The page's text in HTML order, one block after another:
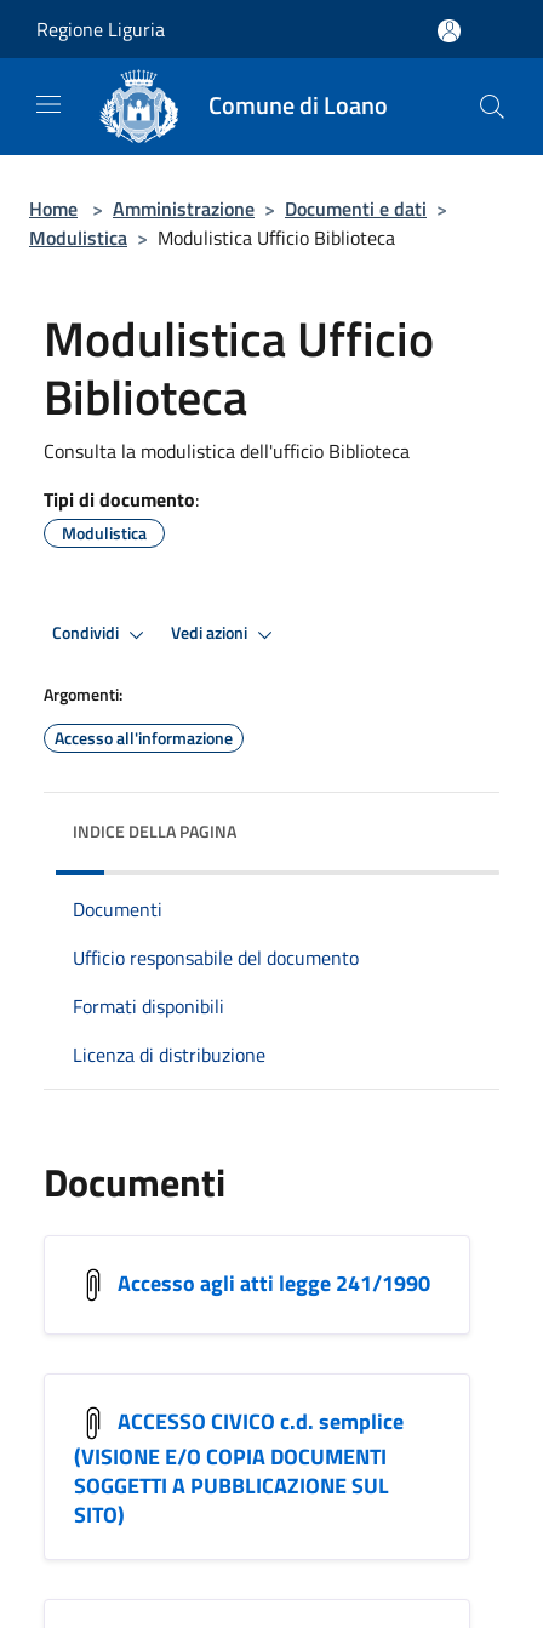
Regione Liguria
Comune di Loano
Home > Amministrazione > Documenti e dati >
Modulistica > Modulistica Ufficio Biblioteca
Modulistica Ufficio
Biblioteca
Consulta la modulistica dell'ufficio Biblioteca
Tipi di documento:
Modulistica
Condividi Vedi azioni
Argomenti:
Accesso all'informazione
INDICE DELLA PAGINA
Documenti
Ufficio responsabile del documento
Formati disponibili
Licenza di distribuzione
Documenti
Accesso agli atti legge 241/1990
ACCESSO CIVICO c.d. semplice
(VISIONE E/O COPIA DOCUMENTI
SOGGETTI A PUBBLICAZIONE SUL
SITO)